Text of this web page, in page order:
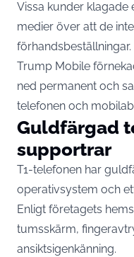
Vissa kunder klagade
medier över att de
förhandsbeställningar.
Trump Mobile
ned permanent och
telefonen och
Guldfärgad
supportrar
T1-telefonen har
operativsystem och
Enligt företagets
tumsskärm,
ansiktsigenkänning.